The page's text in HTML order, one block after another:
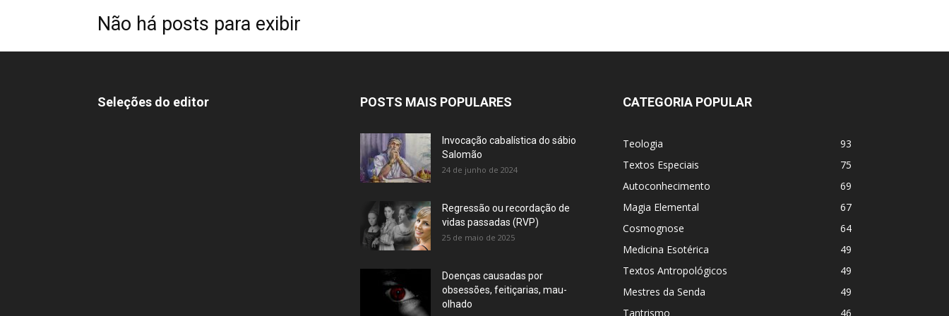
Não há posts para exibir
Seleções do editor POSTS MAIS POPULARES
Invocação cabalística do sábio
Salomão
24 de junho de 2024
Regressão ou recordação de
vidas passadas (RVP)
25 de maio de 2025
Doenças causadas por
obsessões, feitiçarias, mau-
olhado
CATEGORIA POPULAR
Teologia
93
Textos Especiais
75
Autoconhecimento
69
Magia Elemental
67
Cosmognose
64
Medicina Esotérica
49
Textos Antropológicos
49
Mestres da Senda
49
Tantrismo
46